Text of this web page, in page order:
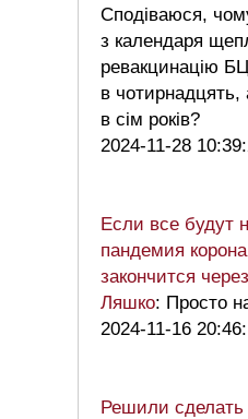
Сподіваюся,
з календаря
ревакцинацію
в чотирнадцять,
в сім років?
2024-11-28
Если все будут
пандемия
закончится
Ляшко: Просто
2024-11-16
Решили сделать